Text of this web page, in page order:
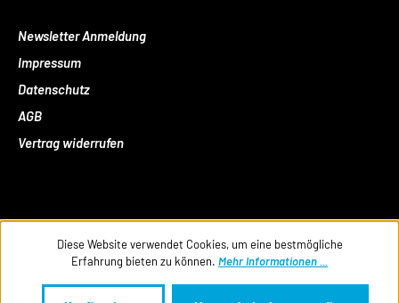
Newsletter Anmeldung
Impressum
Datenschutz
AGB
Vertrag widerrufen
Diese Website verwendet Cookies, um eine bestmögliche
Erfahrung bieten zu können. Mehr Informationen ...